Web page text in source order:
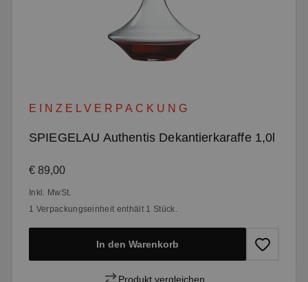
EINZELVERPACKUNG
SPIEGELAU Authentis Dekantierkaraffe 1,0l
Regulärer Preis:
€ 89,00
Inkl. MwSt.
1 Verpackungseinheit enthält 1 Stück.
In den Warenkorb
Produkt vergleichen